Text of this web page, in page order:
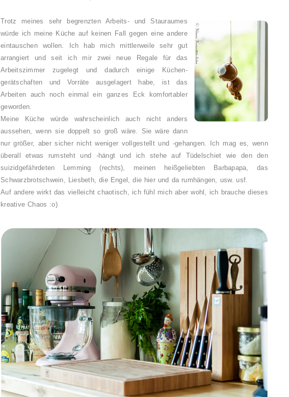
Trotz meines sehr begrenzten Arbeits- und Stauraumes
würde ich meine Küche auf keinen Fall gegen eine andere
eintauschen wollen. Ich hab mich mittlerweile sehr gut
arrangiert und seit ich mir zwei neue Regale für das
Arbeitszimmer zugelegt und dadurch einige Küchen-
gerätschaften und Vorräte ausgelagert habe, ist das
Arbeiten auch noch einmal ein ganzes Eck komfortabler
geworden.
Meine Küche würde wahrscheinlich auch nicht anders
aussehen, wenn sie doppelt so groß wäre. Sie wäre dann
nur größer, aber sicher nicht weniger vollgestellt und -gehangen. Ich mag es, wenn
überall etwas rumsteht und -hängt und ich stehe auf Tüdelschiet wie den den
suizidgefährdeten Lemming (rechts), meinen heißgeliebten Barbapapa, das
Schwarzbrotschwein, Liesbeth, die Engel, die hier und da rumhängen, usw. usf.
Auf andere wirkt das vielleicht chaotisch, ich fühl mich aber wohl, ich brauche dieses
kreative Chaos :o)